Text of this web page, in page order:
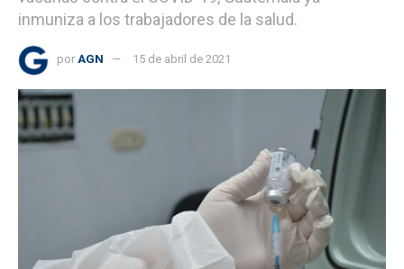
inmuniza a los trabajadores de la salud.
por AGN 15 de abril de 2021